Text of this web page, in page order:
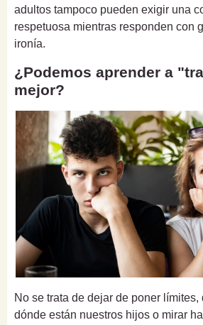
adultos tampoco pueden exigir una
respetuosa mientras responden con
ironía.
¿Podemos aprender a
mejor?
No se trata de dejar de poner
dónde están nuestros hijos o mirar